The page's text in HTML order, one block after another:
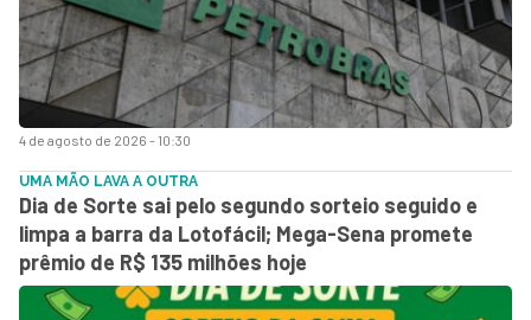
4 de agosto de 2026 - 10:30
UMA MÃO LAVA A OUTRA
Dia de Sorte sai pelo segundo sorteio seguido e
limpa a barra da Lotofácil; Mega-Sena promete
prêmio de R$ 135 milhões hoje